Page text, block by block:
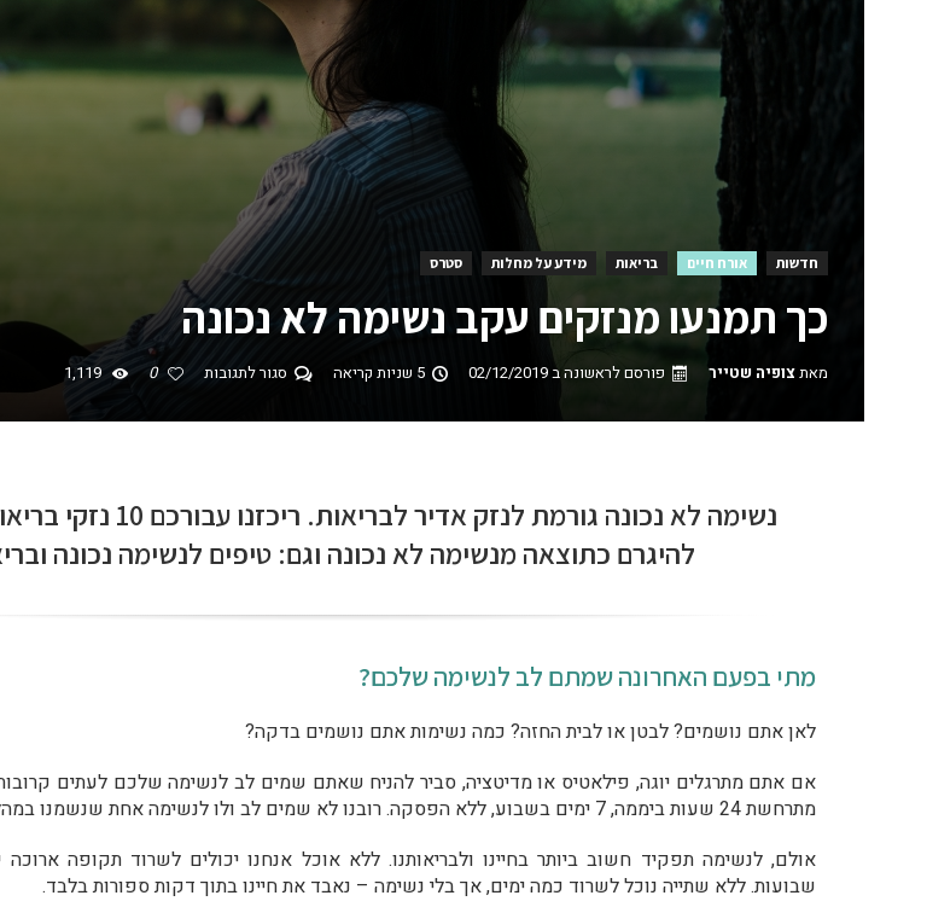
חדשות אורח חיים בריאות מידע על מחלות סטרס
כך תמנעו מנזקים עקב נשימה לא נכונה
מאתצופיה שטייר פורסם לראשונה ב02/12/2019 5 שניות קריאה סגור לתגובות 0
נשימה לא נכונה גורמת לנזק אדיר
להיגרם כתוצאה מנשימה לא נכונה וגם: טיפים לנשימה נכונה
מתי בפעם האחרונה שמתם לב לנשימה שלכם?
לאן אתם נושמים? לבטן או לבית החזה? כמה נשימות אתם נושמים בדקה?
אם אתם מתרגלים יוגה, פילאטיס או מדיטציה, סביר להניח שאתם שמים לב לנשימה שלכם לעתים
מתרחשת 24 שעות ביממה, 7 ימים בשבוע, ללא הפסקה. רובנו לא שמים לב ולו לנשימה אחת שנשמנו במהלך השבוע.
אולם, לנשימה תפקיד חשוב ביותר בחיינו ולבריאותנו. ללא אוכל אנחנו יכולים לשרוד תקופה
שבועות. ללא שתייה נוכל לשרוד כמה ימים, אך בלי נשימה – נאבד את חיינו בתוך דקות ספורות בלבד.